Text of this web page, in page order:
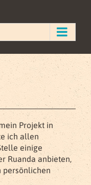
Projekt in
ich allen
einige
Ruanda anbieten,
persönlichen